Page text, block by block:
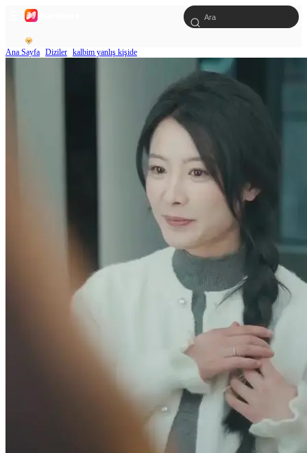
Ana Sayfa Diziler kalbim yanlış kişide